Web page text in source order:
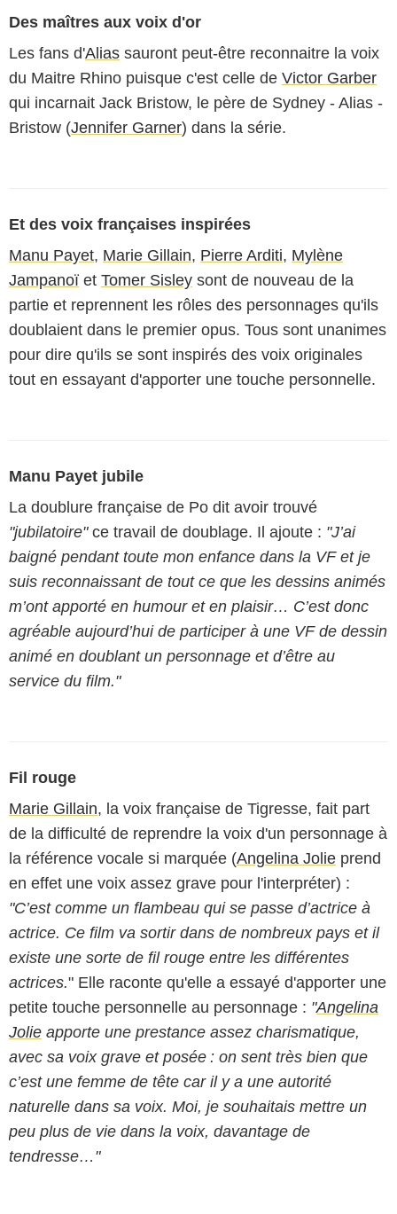
Des maîtres aux voix d'or
Les fans d'Alias sauront peut-être reconnaitre la voix
du Maitre Rhino puisque c'est celle de Victor Garber
qui incarnait Jack Bristow, le père de Sydney - Alias -
Bristow (Jennifer Garner) dans la série.
Et des voix françaises inspirées
Manu Payet, Marie Gillain, Pierre Arditi, Mylène
Jampanoï et Tomer Sisley sont de nouveau de la
partie et reprennent les rôles des personnages qu'ils
doublaient dans le premier opus. Tous sont unanimes
pour dire qu'ils se sont inspirés des voix originales
tout en essayant d'apporter une touche personnelle.
Manu Payet jubile
La doublure française de Po dit avoir trouvé
"jubilatoire"ce travail de doublage. Il ajoute : "J’ai
baigné pendant toute mon enfance dans la VF et je
suis reconnaissant de tout ce que les dessins animés
m’ont apporté en humour et en plaisir… C’est donc
agréable aujourd’hui de participer à une VF de dessin
animé en doublant un personnage et d’être au
service du film."
Fil rouge
Marie Gillain, la voix française de Tigresse, fait part
de la difficulté de reprendre la voix d'un personnage à
la référence vocale si marquée (Angelina Jolie prend
en effet une voix assez grave pour l'interpréter) :
"C’est comme un flambeau qui se passe d’actrice à
actrice. Ce film va sortir dans de nombreux pays et il
existe une sorte de fil rouge entre les différentes
actrices." Elle raconte qu'elle a essayé d'apporter une
petite touche personnelle au personnage : "Angelina
Jolie apporte une prestance assez charismatique,
avec sa voix grave et posée : on sent très bien que
c’est une femme de tête car il y a une autorité
naturelle dans sa voix. Moi, je souhaitais mettre un
peu plus de vie dans la voix, davantage de
tendresse…"